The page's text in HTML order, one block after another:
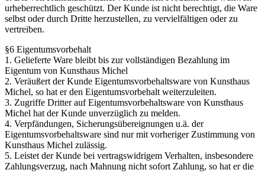
urheberrechtlich geschützt. Der Kunde ist nicht berechtigt, die Ware
selbst oder durch Dritte herzustellen, zu vervielfältigen oder zu
vertreiben.
§6 Eigentumsvorbehalt
1. Gelieferte Ware bleibt bis zur vollständigen Bezahlung im
Eigentum von Kunsthaus Michel
2. Veräußert der Kunde Eigentumsvorbehaltsware von Kunsthaus
Michel, so hat er den Eigentumsvorbehalt weiterzuleiten.
3. Zugriffe Dritter auf Eigentumsvorbehaltsware von Kunsthaus
Michel hat der Kunde unverzüglich zu melden.
4. Verpfändungen, Sicherungsübereignungen u.ä. der
Eigentumsvorbehaltsware sind nur mit vorheriger Zustimmung von
Kunsthaus Michel zulässig.
5. Leistet der Kunde bei vertragswidrigem Verhalten, insbesondere
Zahlungsverzug, nach Mahnung nicht sofort Zahlung, so hat er die